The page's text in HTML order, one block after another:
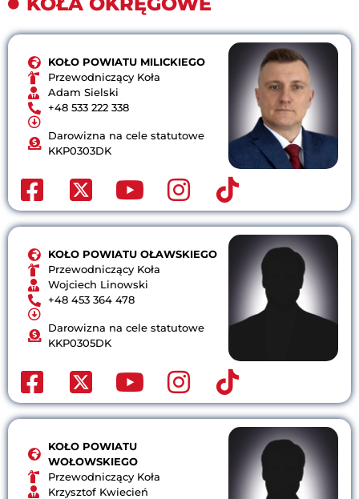
KOŁO POWIATU MILICKIEGO
Przewodniczący Koła
Adam Sielski
+48 533 222 338
Darowizna na cele statutowe
KKP0303DK
KOŁO POWIATU OŁAWSKIEGO
Przewodniczący Koła
Wojciech Linowski
+48 453 364 478
Darowizna na cele statutowe
KKP0305DK
KOŁO POWIATU
WOŁOWSKIEGO
Przewodniczący Koła
Krzysztof Kwiecień